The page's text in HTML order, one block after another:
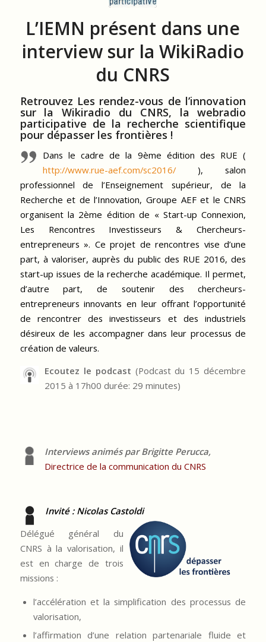
L’IEMN présent dans une
interview sur la WikiRadio
du CNRS
Retrouvez Les rendez-vous de l’innovation
sur la Wikiradio du CNRS, la webradio
participative de la recherche scientifique
pour dépasser les frontières !
Dans le cadre de la 9ème édition des RUE (
http://www.rue-aef.com/sc2016/), salon
professionnel de l’Enseignement supérieur, de la
Recherche et de l’Innovation, Groupe AEF et le CNRS
organisent la 2ème édition de « Start-up Connexion,
Les Rencontres Investisseurs & Chercheurs-
entrepreneurs ». Ce projet de rencontres vise d’une
part, à valoriser, auprès du public des RUE 2016, des
start-up issues de la recherche académique. Il permet,
d’autre part, de soutenir des chercheurs-
entrepreneurs innovants en leur offrant l’opportunité
de rencontrer des investisseurs et des industriels
désireux de les accompagner dans leur processus de
création de valeurs.
Ecoutez le podcast (Podcast du 15 décembre
2015 à 17h00 durée: 29 minutes)
Interviews animés par Brigitte Perucca,
Directrice de la communication du CNRS
Invité : Nicolas Castoldi
Délégué général du
CNRS à la valorisation, il
est en charge de trois
missions :
l’accélération et la simplification des processus de
valorisation,
l’affirmation d’une relation partenariale fluide et